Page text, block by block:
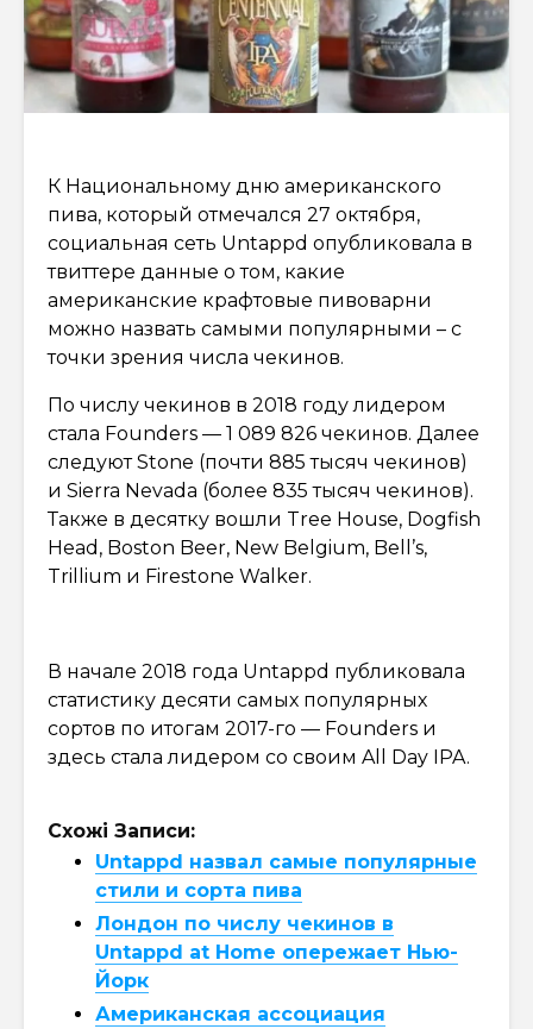
К Национальному дню американского
пива, который отмечался 27 октября,
социальная сеть Untappd опубликовала в
твиттере данные о том, какие
американские крафтовые пивоварни
можно назвать самыми популярными – с
точки зрения числа чекинов.
По числу чекинов в 2018 году лидером
стала Founders — 1 089 826 чекинов. Далее
следуют Stone (почти 885 тысяч чекинов)
и Sierra Nevada (более 835 тысяч чекинов).
Также в десятку вошли Tree House, Dogfish
Head, Boston Beer, New Belgium, Bell’s,
Trillium и Firestone Walker.
В начале 2018 года Untappd публиковала
статистику десяти самых популярных
сортов по итогам 2017-го — Founders и
здесь стала лидером со своим All Day IPA.
Схожі Записи:
Untappd назвал самые популярные
стили и сорта пива
Лондон по числу чекинов в
Untappd at Home опережает Нью-
Йорк
Американская ассоциация